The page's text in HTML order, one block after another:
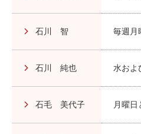
石川 智 毎週月
石川 純也 水およ
石毛 美代子 月曜